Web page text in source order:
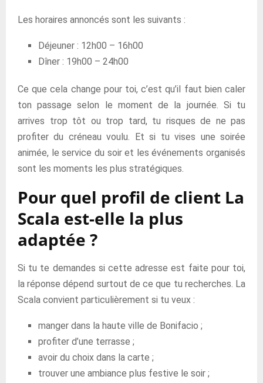
Les horaires annoncés sont les suivants :
Déjeuner : 12h00 – 16h00
Dîner : 19h00 – 24h00
Ce que cela change pour toi, c’est qu’il faut bien caler
ton passage selon le moment de la journée. Si tu
arrives trop tôt ou trop tard, tu risques de ne pas
profiter du créneau voulu. Et si tu vises une soirée
animée, le service du soir et les événements organisés
sont les moments les plus stratégiques.
Pour quel profil de client La
Scala est-elle la plus
adaptée ?
Si tu te demandes si cette adresse est faite pour toi,
la réponse dépend surtout de ce que tu recherches. La
Scala convient particulièrement si tu veux :
manger dans la haute ville de Bonifacio ;
profiter d’une terrasse ;
avoir du choix dans la carte ;
trouver une ambiance plus festive le soir ;